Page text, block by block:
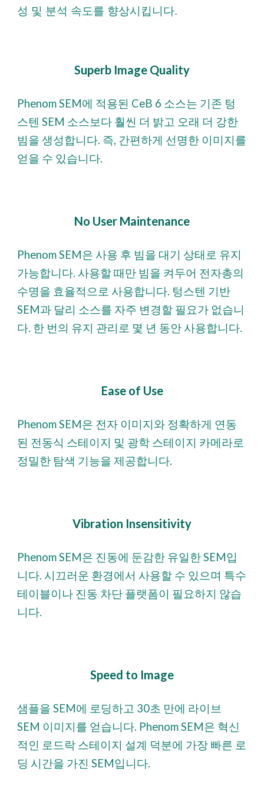
성 및 분석 속도를 향상시킵니다.
Superb Image Quality
Phenom SEM에 적용된 CeB 6 소스는 기존 텅
스텐 SEM 소스보다 훨씬 더 밝고 오래 더 강한
빔을 생성합니다. 즉, 간편하게 선명한 이미지를
얻을 수 있습니다.
No User Maintenance
Phenom SEM은 사용 후 빔을 대기 상태로 유지
가능합니다. 사용할 때만 빔을 켜두어 전자총의
수명을 효율적으로 사용합니다. 텅스텐 기반
SEM과 달리 소스를 자주 변경할 필요가 없습니
다. 한 번의 유지 관리로 몇 년 동안 사용합니다.
Ease of Use
Phenom SEM은 전자 이미지와 정확하게 연동
된 전동식 스테이지 및 광학 스테이지 카메라로
정밀한 탐색 기능을 제공합니다.
Vibration Insensitivity
Phenom SEM은 진동에 둔감한 유일한 SEM입
니다. 시끄러운 환경에서 사용할 수 있으며 특수
테이블이나 진동 차단 플랫폼이 필요하지 않습
니다.
Speed to Image
샘플을 SEM에 로딩하고 30초 만에 라이브
SEM 이미지를 얻습니다. Phenom SEM은 혁신
적인 로드락 스테이지 설계 덕분에 가장 빠른 로
딩 시간을 가진 SEM입니다.